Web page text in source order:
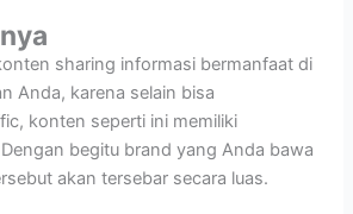
sharing informasi bermanfaat di
Anda, karena selain bisa
konten seperti ini memiliki
begitu brand yang Anda bawa
akan tersebar secara luas.